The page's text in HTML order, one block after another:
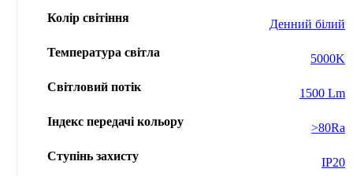
Колір світіння Денний білий
Температура світла 5000K
Світловий потік 1500 Lm
Індекс передачі кольору >80Ra
Ступінь захисту IP20